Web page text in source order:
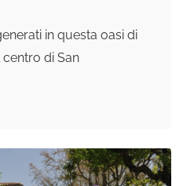
in questa oasi di
di San